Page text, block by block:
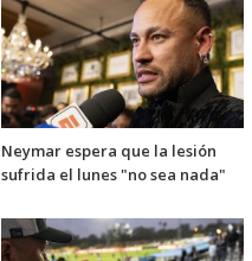
Neymar espera que la lesión
sufrida el lunes "no sea nada"